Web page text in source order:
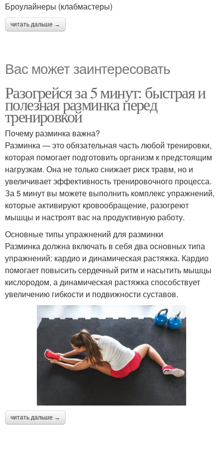
Броулайнеры (клабмастеры)
читать дальше →
Вас может заинтересовать
Разогрейся за 5 минут: быстрая и
полезная разминка перед
тренировкой
Почему разминка важна?
Разминка — это обязательная часть любой тренировки,
которая помогает подготовить организм к предстоящим
нагрузкам. Она не только снижает риск травм, но и
увеличивает эффективность тренировочного процесса.
За 5 минут вы можете выполнить комплекс упражнений,
которые активируют кровообращение, разогреют
мышцы и настроят вас на продуктивную работу.
Основные типы упражнений для разминки
Разминка должна включать в себя два основных типа
упражнений: кардио и динамическая растяжка. Кардио
помогает повысить сердечный ритм и насытить мышцы
кислородом, а динамическая растяжка способствует
увеличению гибкости и подвижности суставов.
читать дальше →